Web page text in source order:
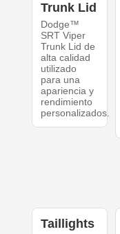
Trunk Lid
Dodge™
SRT Viper
Trunk Lid de
alta calidad
utilizado
para una
apariencia y
rendimiento
personalizados.
Taillights